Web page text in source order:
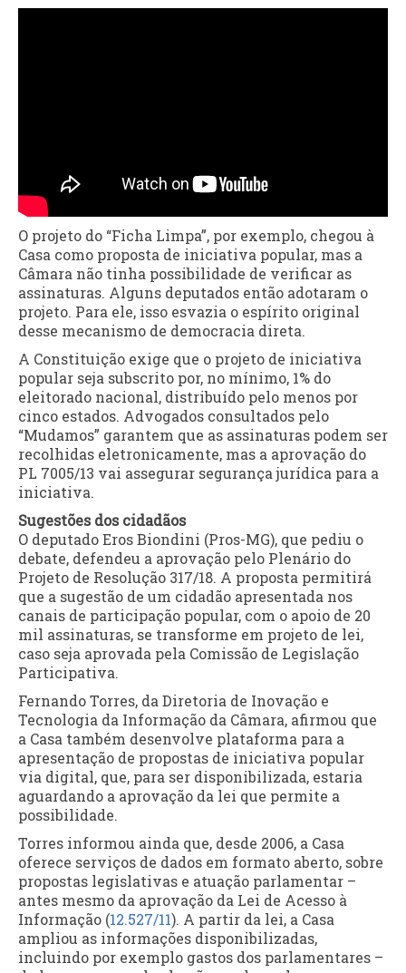
O projeto do “Ficha Limpa”, por exemplo, chegou à
Casa como proposta de iniciativa popular, mas a
Câmara não tinha possibilidade de verificar as
assinaturas. Alguns deputados então adotaram o
projeto. Para ele, isso esvazia o espírito original
desse mecanismo de democracia direta.
A Constituição exige que o projeto de iniciativa
popular seja subscrito por, no mínimo, 1% do
eleitorado nacional, distribuído pelo menos por
cinco estados. Advogados consultados pelo
“Mudamos” garantem que as assinaturas podem ser
recolhidas eletronicamente, mas a aprovação do
PL 7005/13 vai assegurar segurança jurídica para a
iniciativa.
Sugestões dos cidadãos
O deputado Eros Biondini (Pros-MG), que pediu o
debate, defendeu a aprovação pelo Plenário do
Projeto de Resolução 317/18. A proposta permitirá
que a sugestão de um cidadão apresentada nos
canais de participação popular, com o apoio de 20
mil assinaturas, se transforme em projeto de lei,
caso seja aprovada pela Comissão de Legislação
Participativa.
Fernando Torres, da Diretoria de Inovação e
Tecnologia da Informação da Câmara, afirmou que
a Casa também desenvolve plataforma para a
apresentação de propostas de iniciativa popular
via digital, que, para ser disponibilizada, estaria
aguardando a aprovação da lei que permite a
possibilidade.
Torres informou ainda que, desde 2006, a Casa
oferece serviços de dados em formato aberto, sobre
propostas legislativas e atuação parlamentar –
antes mesmo da aprovação da Lei de Acesso à
Informação (12.527/11). A partir da lei, a Casa
ampliou as informações disponibilizadas,
incluindo por exemplo gastos dos parlamentares –